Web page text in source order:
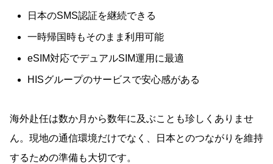
日本のSMS認証を継続できる
一時帰国時もそのまま利用可能
eSIM対応でデュアルSIM運用に最適
HISグループのサービスで安心感がある
海外赴任は数か月から数年に及ぶことも珍しくありませ
ん。現地の通信環境だけでなく、日本とのつながりを維持
するための準備も大切です。